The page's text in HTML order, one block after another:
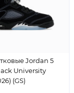
Jordan 5
University
(GS)